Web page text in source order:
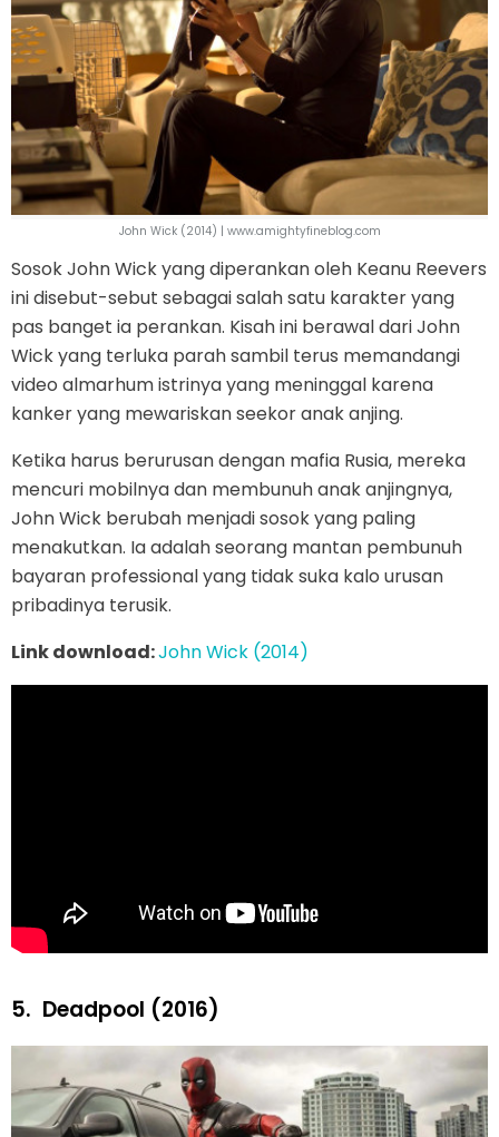
John Wick (2014) | www.amightyfineblog.com
Sosok John Wick yang diperankan oleh Keanu Reevers
ini disebut-sebut sebagai salah satu karakter yang
pas banget ia perankan. Kisah ini berawal dari John
Wick yang terluka parah sambil terus memandangi
video almarhum istrinya yang meninggal karena
kanker yang mewariskan seekor anak anjing.
Ketika harus berurusan dengan mafia Rusia, mereka
mencuri mobilnya dan membunuh anak anjingnya,
John Wick berubah menjadi sosok yang paling
menakutkan. Ia adalah seorang mantan pembunuh
bayaran professional yang tidak suka kalo urusan
pribadinya terusik.
Link download:John Wick (2014)
5. Deadpool (2016)